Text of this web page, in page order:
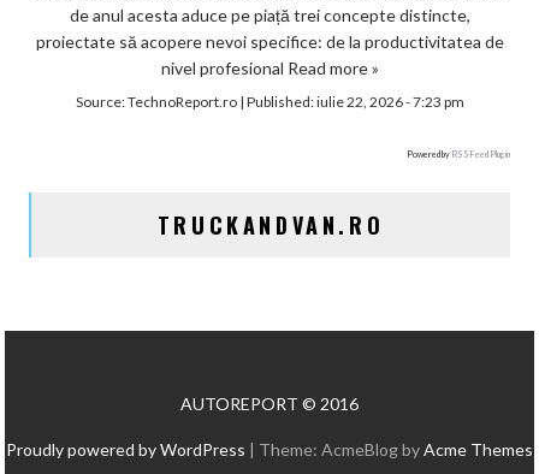
de anul acesta aduce pe piață trei concepte distincte,
proiectate să acopere nevoi specifice: de la productivitatea de
nivel profesional Read more »
Source:TechnoReport.ro| Published:iulie 22, 2026 - 7:23 pm
Powered by RSS Feed Plugin
TRUCKANDVAN.RO
AUTOREPORT © 2016
Proudly powered by WordPress | Theme: AcmeBlog byAcme Themes